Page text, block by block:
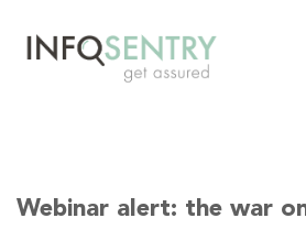
Webinar alert: the war